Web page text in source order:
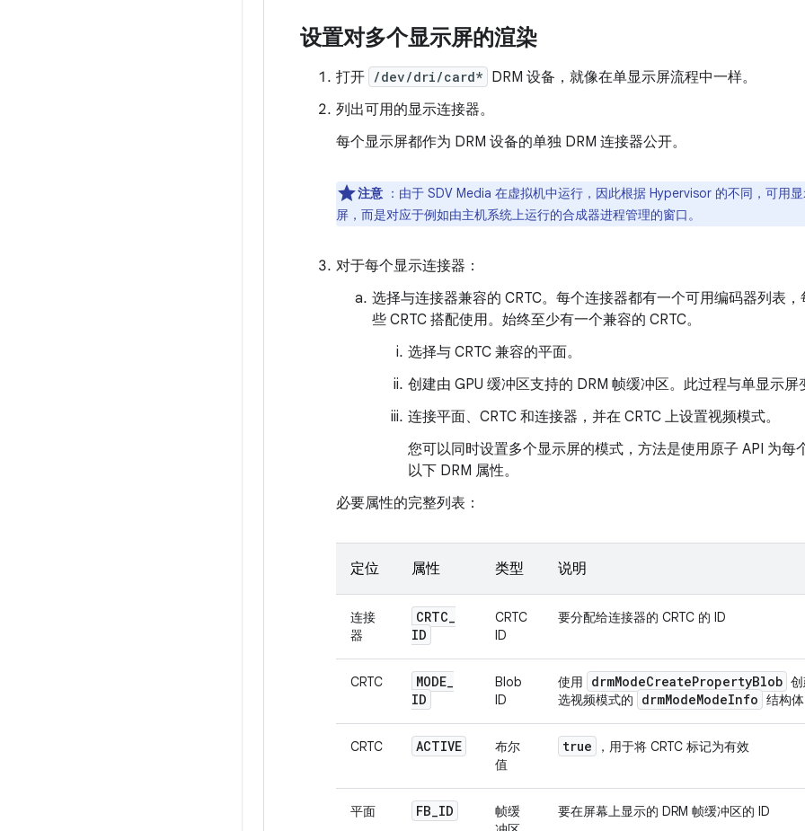
设置对多个显示屏的渲染
打开 /dev/dri/card* DRM 设备，就像在单显示屏流程中一样。
列出可用的显示连接器。
每个显示屏都作为 DRM 设备的单独 DRM 连接器公开。
注意 ：由于 SDV Media 在虚拟机中运行，因此根据 Hypervisor 的不同，可用
屏，而是对应于例如由主机系统上运行的合成器进程管理的窗口。
对于每个显示连接器：
选择与连接器兼容的 CRTC。每个连接器都有一个可用编码器列表
些 CRTC 搭配使用。始终至少有一个兼容的 CRTC。
选择与 CRTC 兼容的平面。
创建由 GPU 缓冲区支持的 DRM 帧缓冲区。此过程与单显示屏
连接平面、CRTC 和连接器，并在 CRTC 上设置视频模式。
您可以同时设置多个显示屏的模式，方法是使用原子 API 为每
以下 DRM 属性。
必要属性的完整列表：
定位 属性 类型 说明
连接
器
CRTC_
ID
CRTC
ID
要分配给连接器的 CRTC 的 ID
CRTC MODE_
ID
Blob
ID
使用 drmModeCreatePropertyBlob
选视频模式的
drmModeModeInfo 结构体
CRTC ACTIVE
布尔
值
true ，用于将 CRTC 标记为有效
平面 FB_ID
帧缓
要在屏幕上显示的 DRM 帧缓冲区的 ID